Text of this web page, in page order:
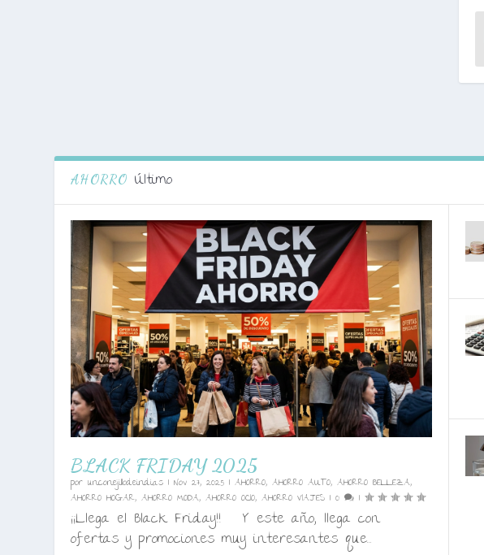
AHORRO Último
BLACK FRIDAY 2025
porunconejillodeindias |Nov 27, 2025 |AHORRO,AHORRO AUTO,AHORRO BELLEZA,
AHORRO HOGAR,AHORRO MODA,AHORRO OCIO,AHORRO VIAJES |0 |
¡¡Llega el Black Friday!! Y este año, llega con
ofertas y promociones muy interesantes que...